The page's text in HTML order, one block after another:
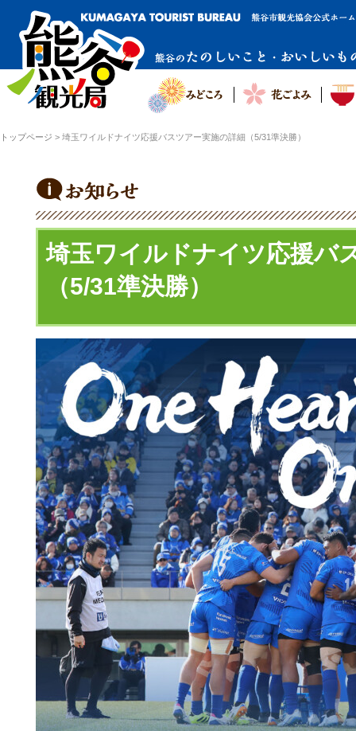
トップページ > 埼玉ワイルドナイツ応援バスツアー実施の詳細（5/31準決勝）
埼玉ワイルドナイツ応援バ
（5/31準決勝）